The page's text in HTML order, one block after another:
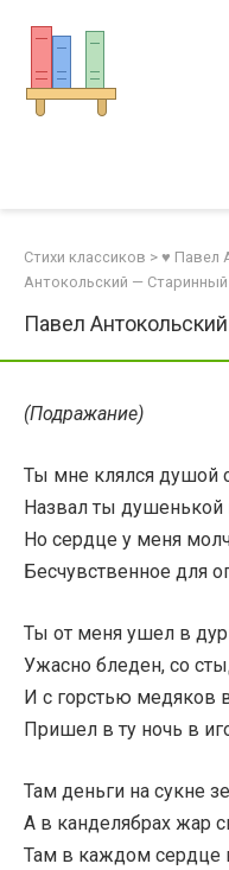
контенту
Стихи классиков > ♥ Павел
Антокольский —
Павел
(Подражание)
Ты мне клялся душой
Назвал ты душенькой
Но сердце у меня
Бесчувственное для
Ты от меня ушел в
Ужасно бледен, со
И с горстью медяков
Пришел в ту ночь в
Там деньги на сукне
А в канделябрах жар
Там в каждом сердце